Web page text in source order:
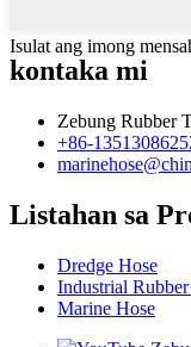
Isulat ang imong
kontaka mi
Zebung Rubber
+86-
Listahan sa
Dredge Hose
Industrial
Marine Hose